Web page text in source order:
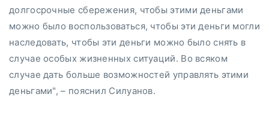
долгосрочные сбережения, чтобы этими деньгами
можно было воспользоваться, чтобы эти деньги могли
наследовать, чтобы эти деньги можно было снять в
случае особых жизненных ситуаций. Во всяком
случае дать больше возможностей управлять этими
деньгами", – пояснил Силуанов.